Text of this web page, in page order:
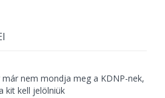
nem mondja meg a KDNP-nek,
kit kell jelölniük